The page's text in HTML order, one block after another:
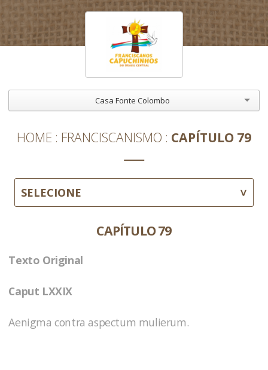
Casa Fonte Colombo
HOME FRANCISCANISMO CAPÍTULO 79
SELECIONE
CAPÍTULO 79
Texto Original
Caput LXXIX
Aenigma contra aspectum mulierum.